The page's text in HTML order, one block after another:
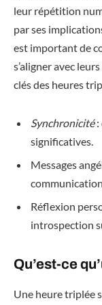
leur répétition
par ses
est important de
s’aligner avec
clés des heures
Synchronicité:
significatives.
Messages
Réflexion
introspection
Qu’est-ce
Une heure triplée